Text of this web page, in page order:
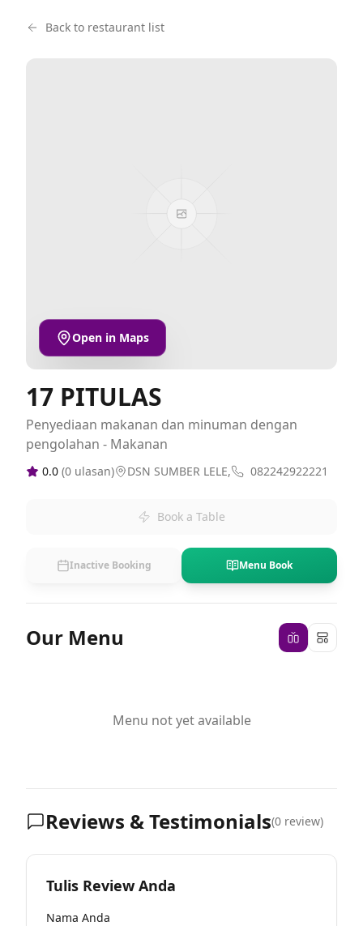
Back to restaurant list
Open in Maps
17 PITULAS
Penyediaan makanan dan minuman dengan
pengolahan - Makanan
0.0 (0 ulasan) DSN SUMBER LELE, 082242922221
Book a Table
Inactive Booking Menu Book
Our Menu
Menu not yet available
Reviews & Testimonials(0 review)
Tulis Review Anda
Nama Anda